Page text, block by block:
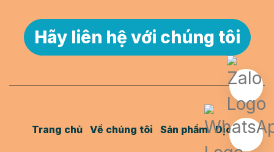
Hãy liên hệ với chúng tôi
Trang chủ Về chúng tôi Sản phẩm Dịch vụ